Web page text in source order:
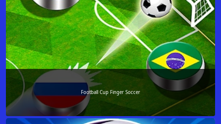
Football Cup Finger Soccer